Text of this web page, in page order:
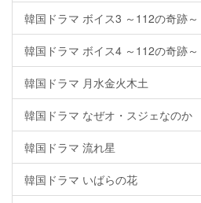
韓国ドラマ ボイス3 ～112の奇跡～
韓国ドラマ ボイス4 ～112の奇跡～
韓国ドラマ 月水金火木土
韓国ドラマ なぜオ・スジェなのか
韓国ドラマ 流れ星
韓国ドラマ いばらの花